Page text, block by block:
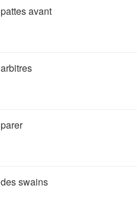
pattes avant
arbitres
parer
des swains